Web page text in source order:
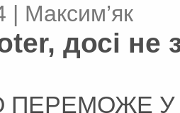
| Максим’як
досі не
У